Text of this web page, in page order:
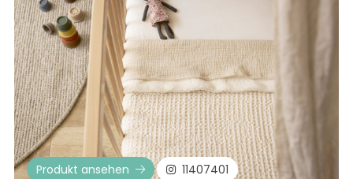
Produkt ansehen 11407401